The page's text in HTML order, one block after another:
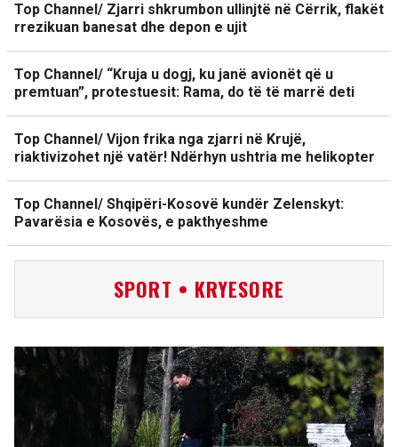
Top Channel/ Zjarri shkrumbon ullinjtë në Cërrik, flakët
rrezikuan banesat dhe depon e ujit
Top Channel/ “Kruja u dogj, ku janë avionët që u
premtuan”, protestuesit: Rama, do të të marrë deti
Top Channel/ Vijon frika nga zjarri në Krujë,
riaktivizohet një vatër! Ndërhyn ushtria me helikopter
Top Channel/ Shqipëri-Kosovë kundër Zelenskyt:
Pavarësia e Kosovës, e pakthyeshme
SPORT • KRYESORE